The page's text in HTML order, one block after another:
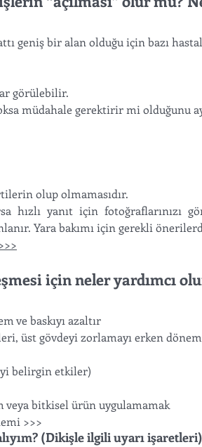
geniş bir alan olduğu için bazı
görülebilir.
müdahale gerektirir mi olduğunu
olup olmamasıdır.
hızlı yanıt için fotoğraflarınızı
Yara bakımı için gerekli
için neler yardımcı
ve baskıyı azaltır
üst gövdeyi zorlamayı erken
belirgin etkiler)
bitkisel ürün uygulamamak
>>>
(Dikişle ilgili uyarı işaretleri)